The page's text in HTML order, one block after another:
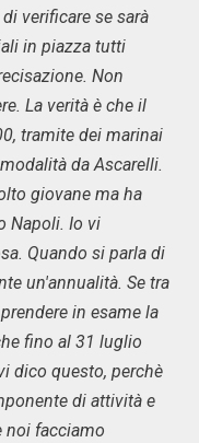
verificare se sarà
in piazza tutti
Non
La verità è che il
tramite dei marinai
da Ascarelli.
giovane ma ha
Napoli. Io vi
Quando si parla di
un'annualità. Se tra
in esame la
fino al 31 luglio
dico questo, perchè
di attività e
noi facciamo